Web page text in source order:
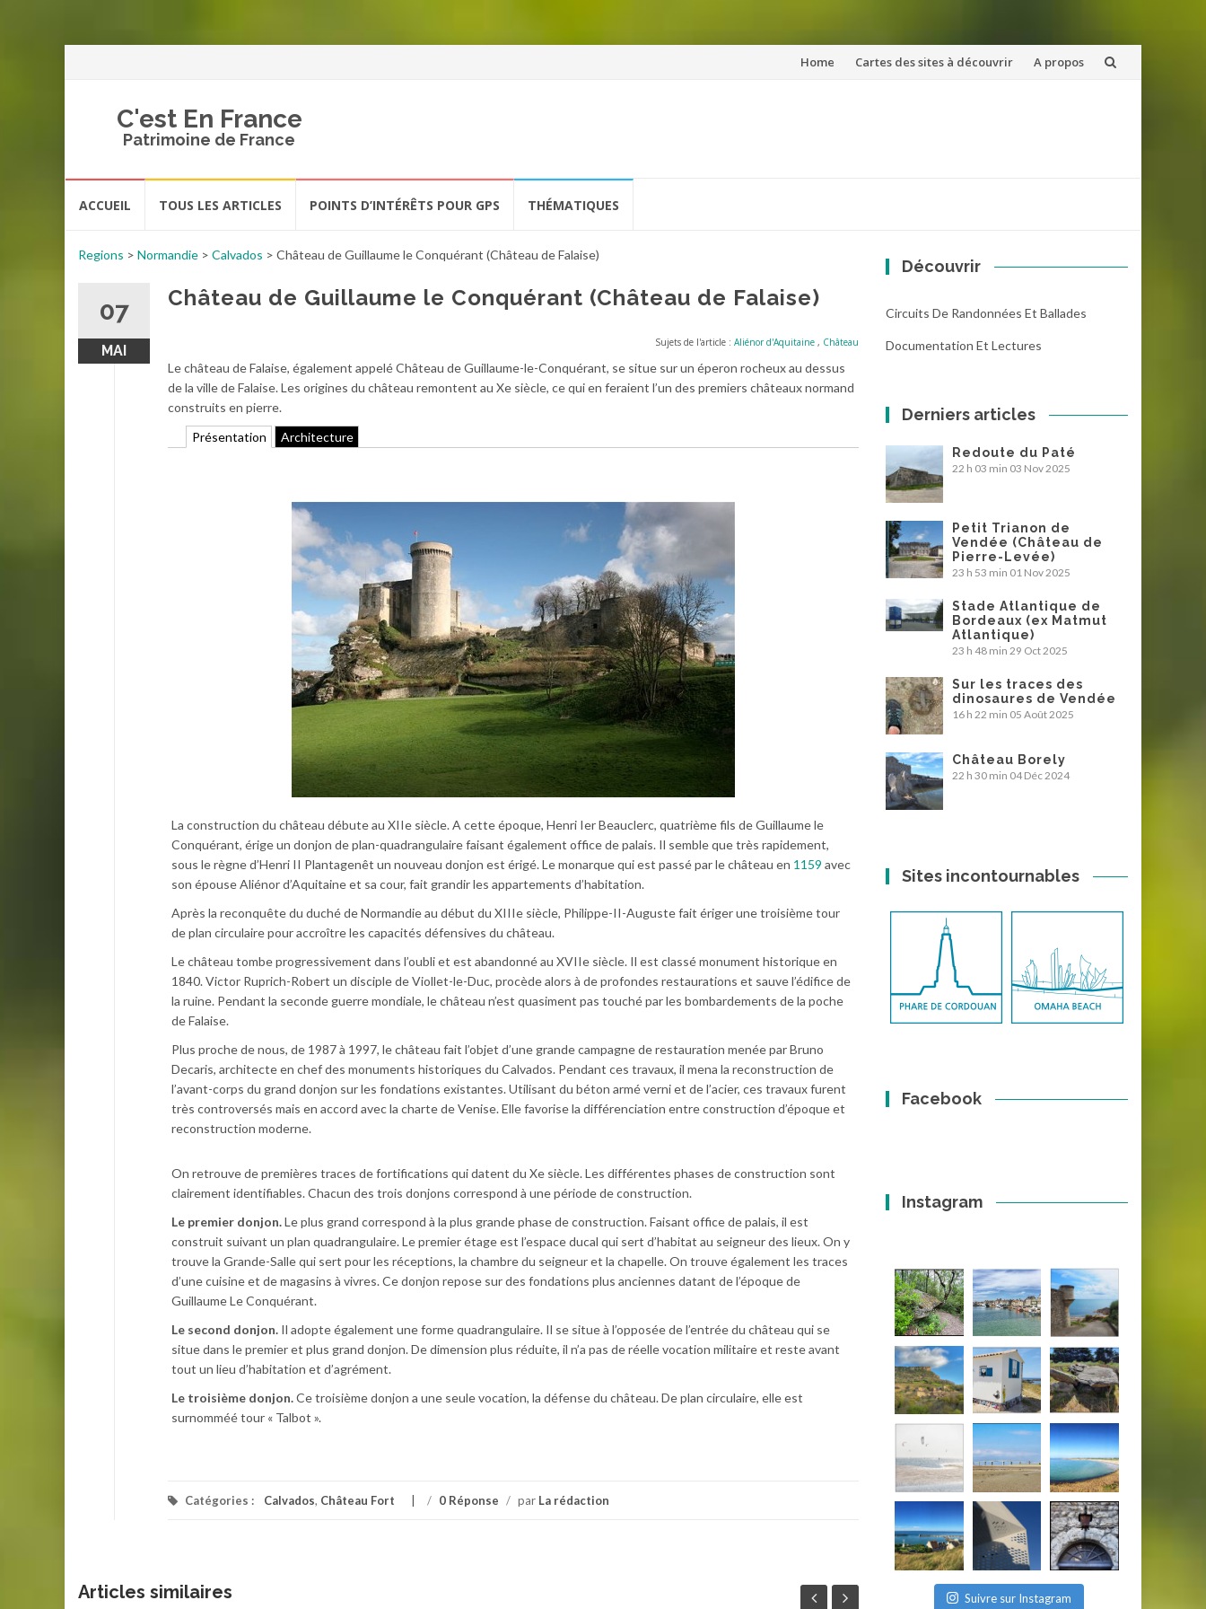
Aller
Home Cartes des sites à découvrir A propos
C'est En France
Patrimoine de France
ACCUEIL TOUS LES ARTICLES POINTS D’INTÉRÊTS POUR GPS THÉMATIQUES
Regions > Normandie > Calvados > Château de Guillaume le Conquérant (Château de Falaise)
07
MAI
Château de Guillaume le Conquérant (Château de Falaise)
Sujets de l'article : Aliénor d'Aquitaine , Château
Le château de Falaise, également appelé Château de Guillaume-le-Conquérant, se situe sur un éperon rocheux au dessus
de la ville de Falaise. Les origines du château remontent au Xe siècle, ce qui en feraient l’un des premiers châteaux normand
construits en pierre.
Présentation
Architecture
La construction du château débute au XIIe siècle. A cette époque, Henri Ier Beauclerc, quatrième fils de Guillaume le
Conquérant, érige un donjon de plan-quadrangulaire faisant également office de palais. Il semble que très rapidement,
sous le règne d’Henri II Plantagenêt un nouveau donjon est érigé. Le monarque qui est passé par le château en 1159 avec
son épouse Aliénor d’Aquitaine et sa cour, fait grandir les appartements d’habitation.
Après la reconquête du duché de Normandie au début du XIIIe siècle, Philippe-II-Auguste fait ériger une troisième tour
de plan circulaire pour accroître les capacités défensives du château.
Le château tombe progressivement dans l’oubli et est abandonné au XVIIe siècle. Il est classé monument historique en
1840. Victor Ruprich-Robert un disciple de Viollet-le-Duc, procède alors à de profondes restaurations et sauve l’édifice de
la ruine. Pendant la seconde guerre mondiale, le château n’est quasiment pas touché par les bombardements de la poche
de Falaise.
Plus proche de nous, de 1987 à 1997, le château fait l’objet d’une grande campagne de restauration menée par Bruno
Decaris, architecte en chef des monuments historiques du Calvados. Pendant ces travaux, il mena la reconstruction de
l’avant-corps du grand donjon sur les fondations existantes. Utilisant du béton armé verni et de l’acier, ces travaux furent
très controversés mais en accord avec la charte de Venise. Elle favorise la différenciation entre construction d’époque et
reconstruction moderne.
On retrouve de premières traces de fortifications qui datent du Xe siècle. Les différentes phases de construction sont
clairement identifiables. Chacun des trois donjons correspond à une période de construction.
Le premier donjon.Le plus grand correspond à la plus grande phase de construction. Faisant office de palais, il est
construit suivant un plan quadrangulaire. Le premier étage est l’espace ducal qui sert d’habitat au seigneur des lieux. On y
trouve la Grande-Salle qui sert pour les réceptions, la chambre du seigneur et la chapelle. On trouve également les traces
d’une cuisine et de magasins à vivres. Ce donjon repose sur des fondations plus anciennes datant de l’époque de
Guillaume Le Conquérant.
Le second donjon. Il adopte également une forme quadrangulaire. Il se situe à l’opposée de l’entrée du château qui se
situe dans le premier et plus grand donjon. De dimension plus réduite, il n’a pas de réelle vocation militaire et reste avant
tout un lieu d’habitation et d’agrément.
Le troisième donjon.Ce troisième donjon a une seule vocation, la défense du château. De plan circulaire, elle est
surnomméé tour « Talbot ».
Catégories : Calvados, Château Fort / 0 Réponse / par La rédaction
Articles similaires
Découvrir
Circuits De Randonnées Et Ballades
Documentation Et Lectures
Derniers articles
Redoute du Paté
22 h 03 min 03 Nov 2025
Petit Trianon de
Vendée (Château de
Pierre-Levée)
23 h 53 min 01 Nov 2025
Stade Atlantique de
Bordeaux (ex Matmut
Atlantique)
23 h 48 min 29 Oct 2025
Sur les traces des
dinosaures de Vendée
16 h 22 min 05 Août 2025
Château Borely
22 h 30 min 04 Déc 2024
Sites incontournables
Facebook
Instagram
Suivre sur Instagram